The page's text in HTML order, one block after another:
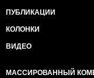
ПУБЛИКАЦИИ
КОЛОНКИ
ВИДЕО
МАССИРОВАННЫЙ